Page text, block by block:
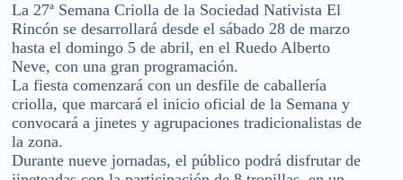
La 27ª Semana Criolla de la Sociedad Nativista El
Rincón se desarrollará desde el sábado 28 de marzo
hasta el domingo 5 de abril, en el Ruedo Alberto
Neve, con una gran programación.
La fiesta comenzará con un desfile de caballería
criolla, que marcará el inicio oficial de la Semana y
convocará a jinetes y agrupaciones tradicionalistas de
la zona.
Durante nueve jornadas, el público podrá disfrutar de